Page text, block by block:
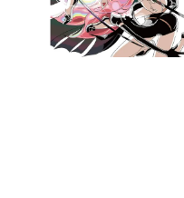
特集記事
マンガ